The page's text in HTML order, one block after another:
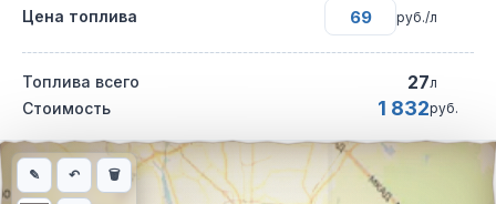
Цена топлива руб./л
Топлива всего 27л
Стоимость 1 832руб.
Интерактивная карта автомобильного маршрута из города
✎ ↶ 🗑